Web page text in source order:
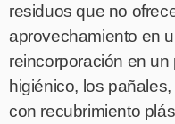
residuos que no
aprovechamiento en
reincorporación en un
higiénico, los
con recubrimiento